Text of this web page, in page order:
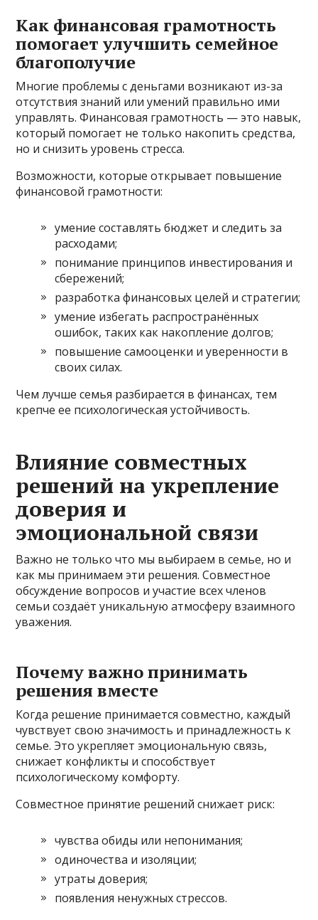
Как финансовая грамотность
помогает улучшить семейное
благополучие
Многие проблемы с деньгами возникают из-за
отсутствия знаний или умений правильно ими
управлять. Финансовая грамотность — это навык,
который помогает не только накопить средства,
но и снизить уровень стресса.
Возможности, которые открывает повышение
финансовой грамотности:
умение составлять бюджет и следить за
расходами;
понимание принципов инвестирования и
сбережений;
разработка финансовых целей и стратегии;
умение избегать распространённых
ошибок, таких как накопление долгов;
повышение самооценки и уверенности в
своих силах.
Чем лучше семья разбирается в финансах, тем
крепче ее психологическая устойчивость.
Влияние совместных
решений на укрепление
доверия и
эмоциональной связи
Важно не только что мы выбираем в семье, но и
как мы принимаем эти решения. Совместное
обсуждение вопросов и участие всех членов
семьи создаёт уникальную атмосферу взаимного
уважения.
Почему важно принимать
решения вместе
Когда решение принимается совместно, каждый
чувствует свою значимость и принадлежность к
семье. Это укрепляет эмоциональную связь,
снижает конфликты и способствует
психологическому комфорту.
Совместное принятие решений снижает риск:
чувства обиды или непонимания;
одиночества и изоляции;
утраты доверия;
появления ненужных стрессов.